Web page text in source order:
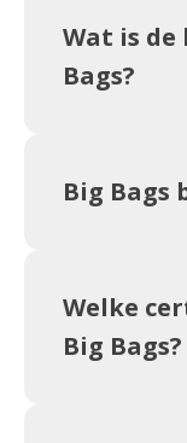
Wat is
Bags?
Big Bags
Welke
Big Bags?